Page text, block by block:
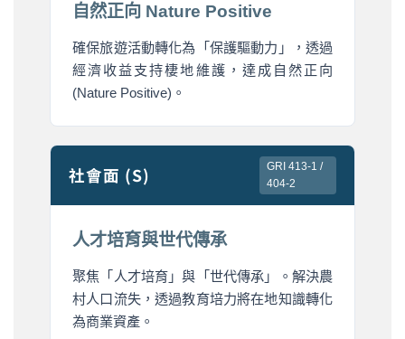
自然正向 Nature Positive
確保旅遊活動轉化為「保護驅動力」，透過
經濟收益支持棲地維護，達成自然正向
(Nature Positive)。
社會面 (S)
GRI 413-1 /
404-2
人才培育與世代傳承
聚焦「人才培育」與「世代傳承」。解決農
村人口流失，透過教育培力將在地知識轉化
為商業資產。